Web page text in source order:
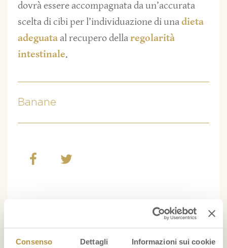
Consenso Dettagli Informazioni sui cookie
dovrà essere accompagnata da un’accurata
scelta di cibi per l’individuazione di unadieta
adeguata al recupero dellaregolarità
intestinale.
Banane